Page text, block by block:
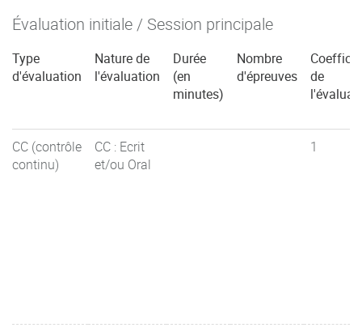
Évaluation initiale / Session principale
Type
d'évaluation
Nature de
l'évaluation
Durée
(en
minutes)
Nombre
d'épreuves
de
CC (contrôle
continu)
CC : Ecrit
et/ou Oral
1